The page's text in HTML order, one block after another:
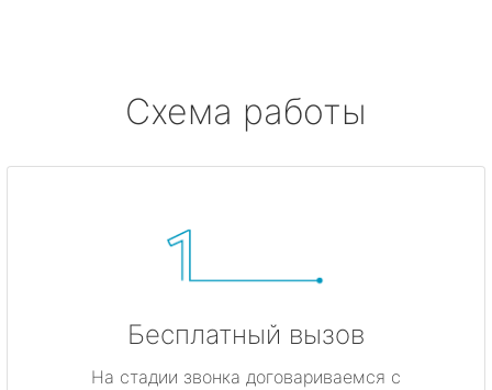
Схема работы
Бесплатный вызов
На стадии звонка договариваемся с